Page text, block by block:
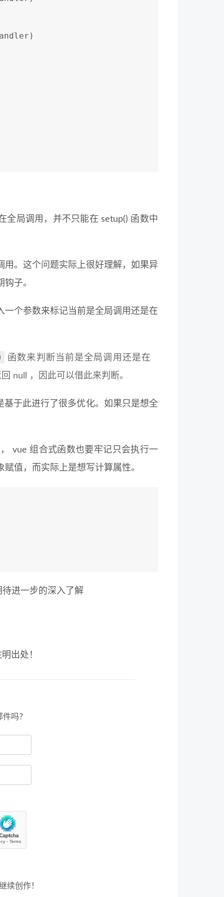
全局调用，并不只能在 setup() 函数中
用。这个问题实际上很好理解，如果异
子。
一个参数来标记当前是全局调用还是在
函数来判断当前是全局调用还是在
null ，因此可以借此来判断。
于此进行了很多优化。如果只是想全
vue 组合式函数也要牢记只会执行一
值，而实际上是想写计算属性。
进一步的深入了解
出处！
吗？
续创作！